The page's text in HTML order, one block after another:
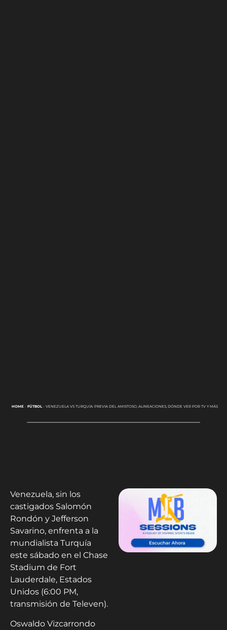
HOME- FÚTBOL - VENEZUELA VS TURQUÍA: PREVIA DEL AMISTOSO, ALINEACIONES, DÓNDE VER POR TV Y MÁS
Venezuela, sin los
castigados Salomón
Rondón y Jefferson
Savarino, enfrenta a la
mundialista Turquía
este sábado en el Chase
Stadium de Fort
Lauderdale, Estados
Unidos (6:00 PM,
transmisión de Televen).
Oswaldo Vizcarrondo